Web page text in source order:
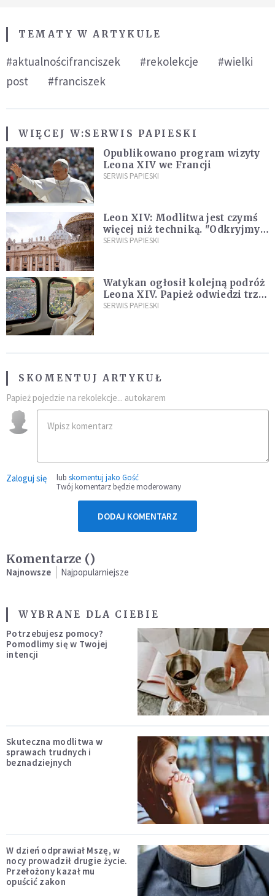
TEMATY W ARTYKULE
#aktualnościfranciszek #rekolekcje
#wielki
post
#franciszek
WIĘCEJ W:SERWIS PAPIESKI
Opublikowano program wizyty
Leona XIV we Francji
SERWIS PAPIESKI
Leon XIV: Modlitwa jest czymś
więcej niż techniką. "Odkryjmy
ją na nowo"
SERWIS PAPIESKI
Watykan ogłosił kolejną podróż
Leona XIV. Papież odwiedzi trzy
kraje Ameryki Południowej
SERWIS PAPIESKI
SKOMENTUJ ARTYKUŁ
Papież pojedzie na rekolekcje... autokarem
Zaloguj się lub skomentuj jako Gość
Twój komentarz będzie moderowany
DODAJ KOMENTARZ
Komentarze ()
Najnowsze Najpopularniejsze
WYBRANE DLA CIEBIE
Potrzebujesz pomocy?
Pomodlimy się w Twojej
intencji
Skuteczna modlitwa w
sprawach trudnych i
beznadziejnych
W dzień odprawiał Mszę, w
nocy prowadził drugie życie.
Przełożony kazał mu
opuścić zakon